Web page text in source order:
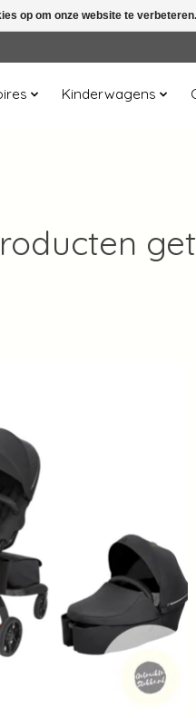
Kinderwagens
op om onze website te